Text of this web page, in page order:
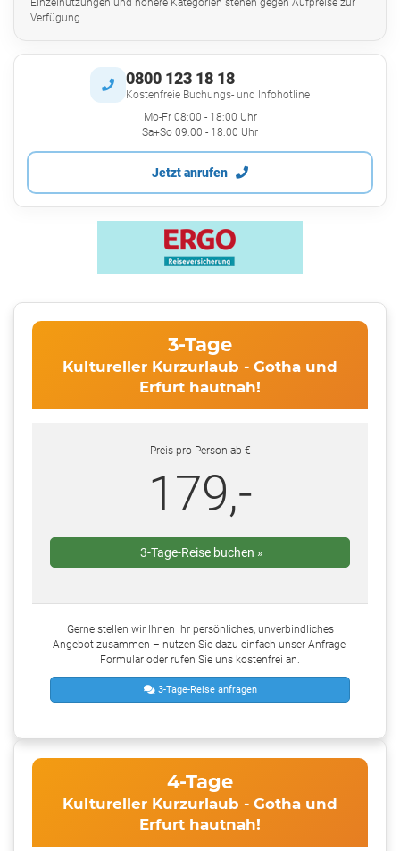
Einzelnutzungen und höhere Kategorien stehen gegen Aufpreise zur
Verfügung.
0800 123 18 18
Kostenfreie Buchungs- und Infohotline
Mo-Fr 08:00 - 18:00 Uhr
Sa+So 09:00 - 18:00 Uhr
Jetzt anrufen
3-Tage
Kultureller Kurzurlaub - Gotha und
Erfurt hautnah!
Preis pro Person ab €
179,-
3-Tage-Reise buchen »
Gerne stellen wir Ihnen Ihr persönliches, unverbindliches
Angebot zusammen – nutzen Sie dazu einfach unser Anfrage-
Formular oder rufen Sie uns kostenfrei an.
3-Tage-Reise anfragen
4-Tage
Kultureller Kurzurlaub - Gotha und
Erfurt hautnah!